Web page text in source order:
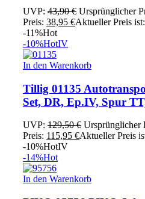
UVP: 43,90€ Ursprünglicher
Preis: 38,95 €Aktueller Preis
-11%Hot
-10%HotIV
In den Warenkorb
Tillig 01135
Set, DR, Ep.IV, Spur
UVP: 129,50€ Ursprünglicher
Preis: 115,95 €Aktueller Preis
-10%HotIV
-14%Hot
In den Warenkorb